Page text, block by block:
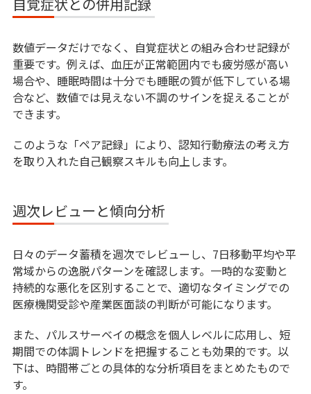
数値データだけでなく、自覚症状との組み合わせ記録が
重要です。例えば、血圧が正常範囲内でも疲労感が高い
場合や、睡眠時間は十分でも睡眠の質が低下している場
合など、数値では見えない不調のサインを捉えることが
できます。
このような「ペア記録」により、認知行動療法の考え方
を取り入れた自己観察スキルも向上します。
週次レビューと傾向分析
日々のデータ蓄積を週次でレビューし、7日移動平均や平
常域からの逸脱パターンを確認します。一時的な変動と
持続的な悪化を区別することで、適切なタイミングでの
医療機関受診や産業医面談の判断が可能になります。
また、パルスサーベイの概念を個人レベルに応用し、短
期間での体調トレンドを把握することも効果的です。以
下は、時間帯ごとの具体的な分析項目をまとめたもので
す。